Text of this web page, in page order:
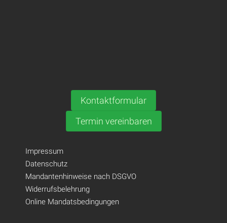
Kontaktformular
Termin vereinbaren
Impressum
Datenschutz
Mandantenhinweise nach DSGVO
Widerrufsbelehrung
Online Mandatsbedingungen